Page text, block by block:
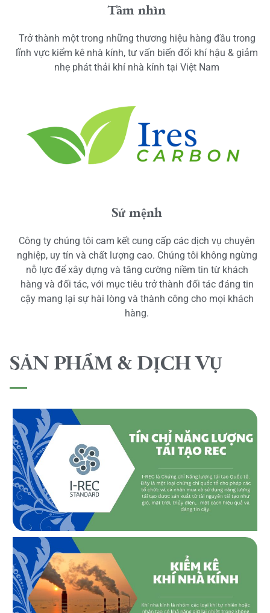
Tầm nhìn
Trở thành một trong những thương hiệu hàng đầu trong
lĩnh vực kiểm kê nhà kính, tư vấn biến đổi khí hậu & giảm
nhẹ phát thải khí nhà kính tại Việt Nam
Sứ mệnh
Công ty chúng tôi cam kết cung cấp các dịch vụ chuyên
nghiệp, uy tín và chất lượng cao. Chúng tôi không ngừng
nỗ lực để xây dựng và tăng cường niềm tin từ khách
hàng và đối tác, với mục tiêu trở thành đối tác đáng tin
cậy mang lại sự hài lòng và thành công cho mọi khách
hàng.
SẢN PHẨM & DỊCH VỤ